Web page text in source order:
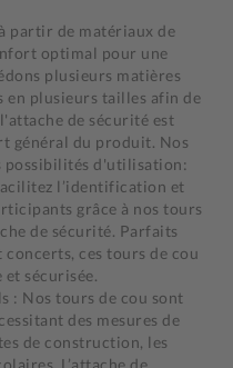
partir de matériaux de
optimal pour une
plusieurs matières
plusieurs tailles afin de
de sécurité est
général du produit. Nos
possibilités d'utilisation:
l’identification et
grâce à nos tours
de sécurité. Parfaits
ces tours de cou
sécurisée.
: Nos tours de cou sont
des mesures de
de construction, les
L’attache de